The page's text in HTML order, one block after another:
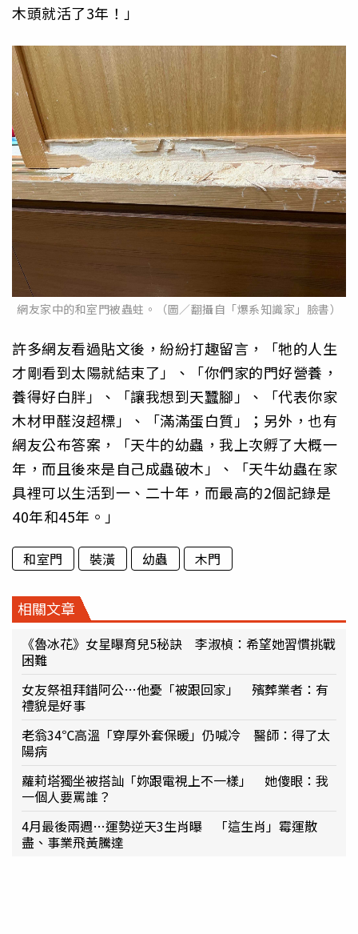
木頭就活了3年！」
網友家中的和室門被蟲蛀。（圖／翻攝自「爆系知識家」臉書）
許多網友看過貼文後，紛紛打趣留言，「牠的人生
才剛看到太陽就結束了」、「你們家的門好營養，
養得好白胖」、「讓我想到天蠶腳」、「代表你家
木材甲醛沒超標」、「滿滿蛋白質」；另外，也有
網友公布答案，「天牛的幼蟲，我上次孵了大概一
年，而且後來是自己成蟲破木」、「天牛幼蟲在家
具裡可以生活到一、二十年，而最高的2個記錄是
40年和45年。」
和室門 裝潢 幼蟲 木門
相關文章
《魯冰花》女星曝育兒5秘訣 李淑楨：希望她習慣挑戰
困難
女友祭祖拜錯阿公…他憂「被跟回家」 殯葬業者：有
禮貌是好事
老翁34℃高溫「穿厚外套保暖」仍喊冷 醫師：得了太
陽病
蘿莉塔獨坐被搭訕「妳跟電視上不一樣」 她傻眼：我
一個人要罵誰？
4月最後兩週…運勢逆天3生肖曝 「這生肖」霉運散
盡、事業飛黃騰達